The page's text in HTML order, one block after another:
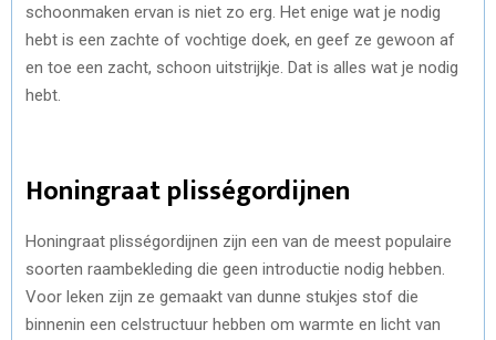
schoonmaken ervan is niet zo erg. Het enige wat je nodig
hebt is een zachte of vochtige doek, en geef ze gewoon af
en toe een zacht, schoon uitstrijkje. Dat is alles wat je nodig
hebt.
Honingraat plisségordijnen
Honingraat plisségordijnen zijn een van de meest populaire
soorten raambekleding die geen introductie nodig hebben.
Voor leken zijn ze gemaakt van dunne stukjes stof die
binnenin een celstructuur hebben om warmte en licht van